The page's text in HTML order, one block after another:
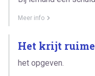
Meer info
Het krijt
het opgeven.